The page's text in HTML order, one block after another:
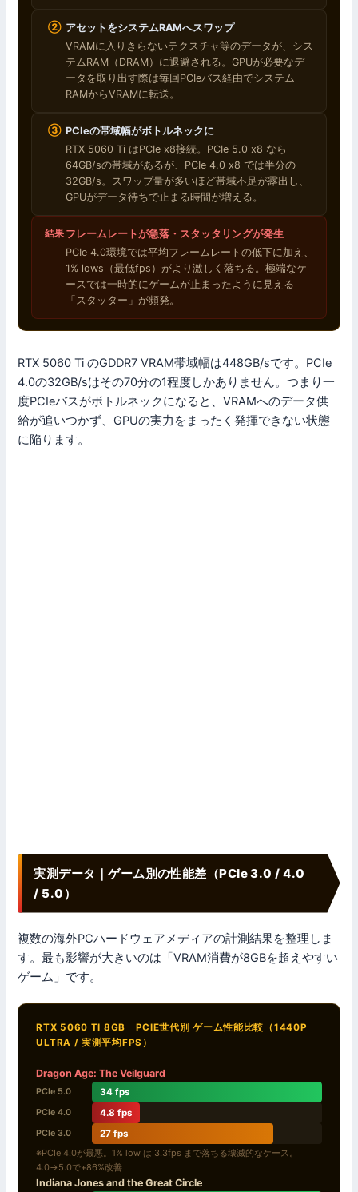
② アセットをシステムRAMへスワップ
VRAMに入りきらないテクスチャ等のデータが、シス
テムRAM（DRAM）に退避される。GPUが必要なデ
ータを取り出す際は毎回PCIeバス経由でシステム
RAMからVRAMに転送。
③ PCIeの帯域幅がボトルネックに
RTX 5060 Ti はPCIe x8接続。PCIe 5.0 x8 なら
64GB/sの帯域があるが、PCIe 4.0 x8 では半分の
32GB/s。スワップ量が多いほど帯域不足が露出し、
GPUがデータ待ちで止まる時間が増える。
結果 フレームレートが急落・スタッタリングが発生
PCIe 4.0環境では平均フレームレートの低下に加え、
1% lows（最低fps）がより激しく落ちる。極端なケ
ースでは一時的にゲームが止まったように見える
「スタッター」が頻発。
RTX 5060 Ti のGDDR7 VRAM帯域幅は448GB/sです。PCIe
4.0の32GB/sはその70分の1程度しかありません。つまり一
度PCIeバスがボトルネックになると、VRAMへのデータ供
給が追いつかず、GPUの実力をまったく発揮できない状態
に陥ります。
実測データ｜ゲーム別の性能差（PCIe 3.0 / 4.0
/ 5.0）
複数の海外PCハードウェアメディアの計測結果を整理しま
す。最も影響が大きいのは「VRAM消費が8GBを超えやすい
ゲーム」です。
RTX 5060 TI 8GB PCIE世代別 ゲーム性能比較（1440P
ULTRA / 実測平均FPS）
Dragon Age: The Veilguard
PCIe 5.0 34 fps
PCIe 4.0 4.8 fps
PCIe 3.0
27 fps
※PCIe 4.0が最悪。1% low は 3.3fps まで落ちる壊滅的なケース。
4.0→5.0で+86%改善
Indiana Jones and the Great Circle